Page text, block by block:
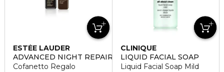
ESTÉE LAUDER
ADVANCED NIGHT REPAIR DUO SET
Cofanetto Regalo
CLINIQUE
LIQUID FACIAL SOAP
Liquid Facial Soap Mild